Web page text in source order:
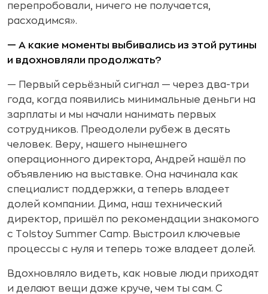
перепробовали, ничего не получается,
расходимся».
— А какие моменты выбивались из этой рутины
и вдохновляли продолжать?
— Первый серьёзный сигнал — через два-три
года, когда появились минимальные деньги на
зарплаты и мы начали нанимать первых
сотрудников. Преодолели рубеж в десять
человек. Веру, нашего нынешнего
операционного директора, Андрей нашёл по
объявлению на выставке. Она начинала как
специалист поддержки, а теперь владеет
долей компании. Дима, наш технический
директор, пришёл по рекомендации знакомого
с Tolstoy Summer Camp. Выстроил ключевые
процессы с нуля и теперь тоже владеет долей.
Вдохновляло видеть, как новые люди приходят
и делают вещи даже круче, чем ты сам. С